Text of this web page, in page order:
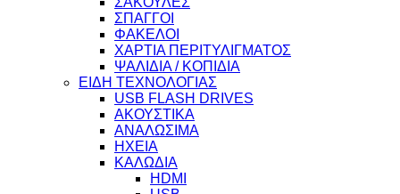
ΣΠΑΓΓΟΙ
ΦΑΚΕΛΟΙ
ΧΑΡΤΙΑ ΠΕΡΙΤΥΛΙΓΜΑΤΟΣ
ΨΑΛΙΔΙΑ / ΚΟΠΙΔΙΑ
ΕΙΔΗ ΤΕΧΝΟΛΟΓΙΑΣ
USB FLASH DRIVES
ΑΚΟΥΣΤΙΚΑ
ΑΝΑΛΩΣΙΜΑ
ΗΧΕΙΑ
ΚΑΛΩΔΙΑ
HDMI